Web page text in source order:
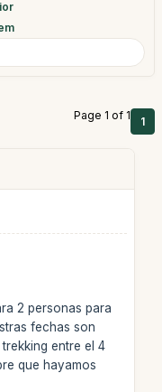
Page 1 of 1 1
2 personas para
fechas son
entre el 4
que hayamos